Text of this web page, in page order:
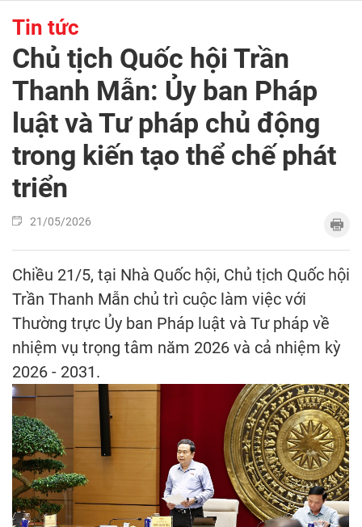
Tin tức
Chủ tịch Quốc hội Trần
Thanh Mẫn: Ủy ban Pháp
luật và Tư pháp chủ động
trong kiến tạo thể chế phát
triển
21/05/2026
Chiều 21/5, tại Nhà Quốc hội, Chủ tịch Quốc hội
Trần Thanh Mẫn chủ trì cuộc làm việc với
Thường trực Ủy ban Pháp luật và Tư pháp về
nhiệm vụ trọng tâm năm 2026 và cả nhiệm kỳ
2026 - 2031.